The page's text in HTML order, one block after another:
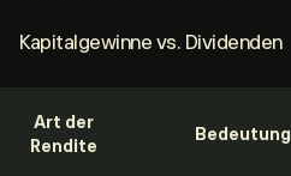
Kapitalgewinne vs. Dividenden
Art der
Rendite
Bedeutung